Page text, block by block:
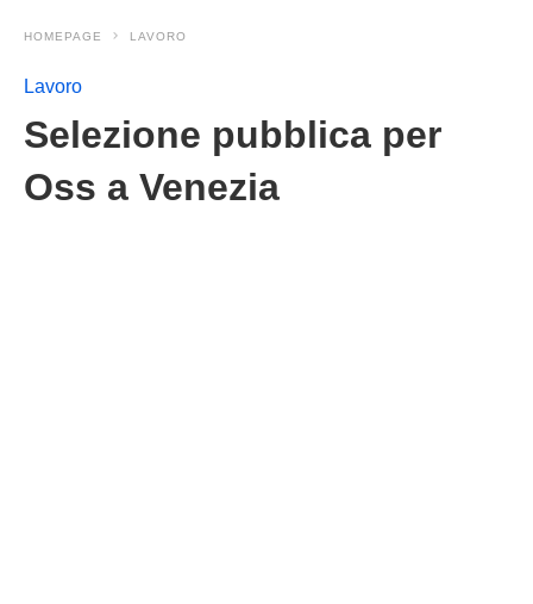
HOMEPAGE LAVORO
Lavoro
Selezione pubblica per
Oss a Venezia